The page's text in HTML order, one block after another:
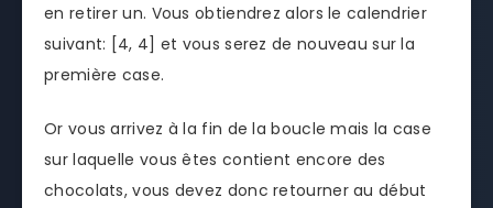
en retirer un. Vous obtiendrez alors le calendrier
suivant: [4, 4] et vous serez de nouveau sur la
première case.
Or vous arrivez à la fin de la boucle mais la case
sur laquelle vous êtes contient encore des
chocolats, vous devez donc retourner au début